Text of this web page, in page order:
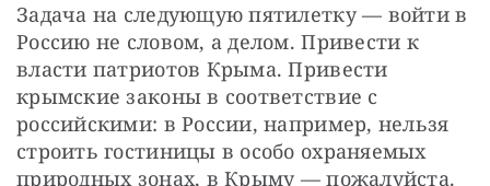
Задача на следующую пятилетку — войти в
Россию не словом, а делом. Привести к
власти патриотов Крыма. Привести
крымские законы в соответствие с
российскими: в России, например, нельзя
строить гостиницы в особо охраняемых
природных зонах, в Крыму — пожалуйста.